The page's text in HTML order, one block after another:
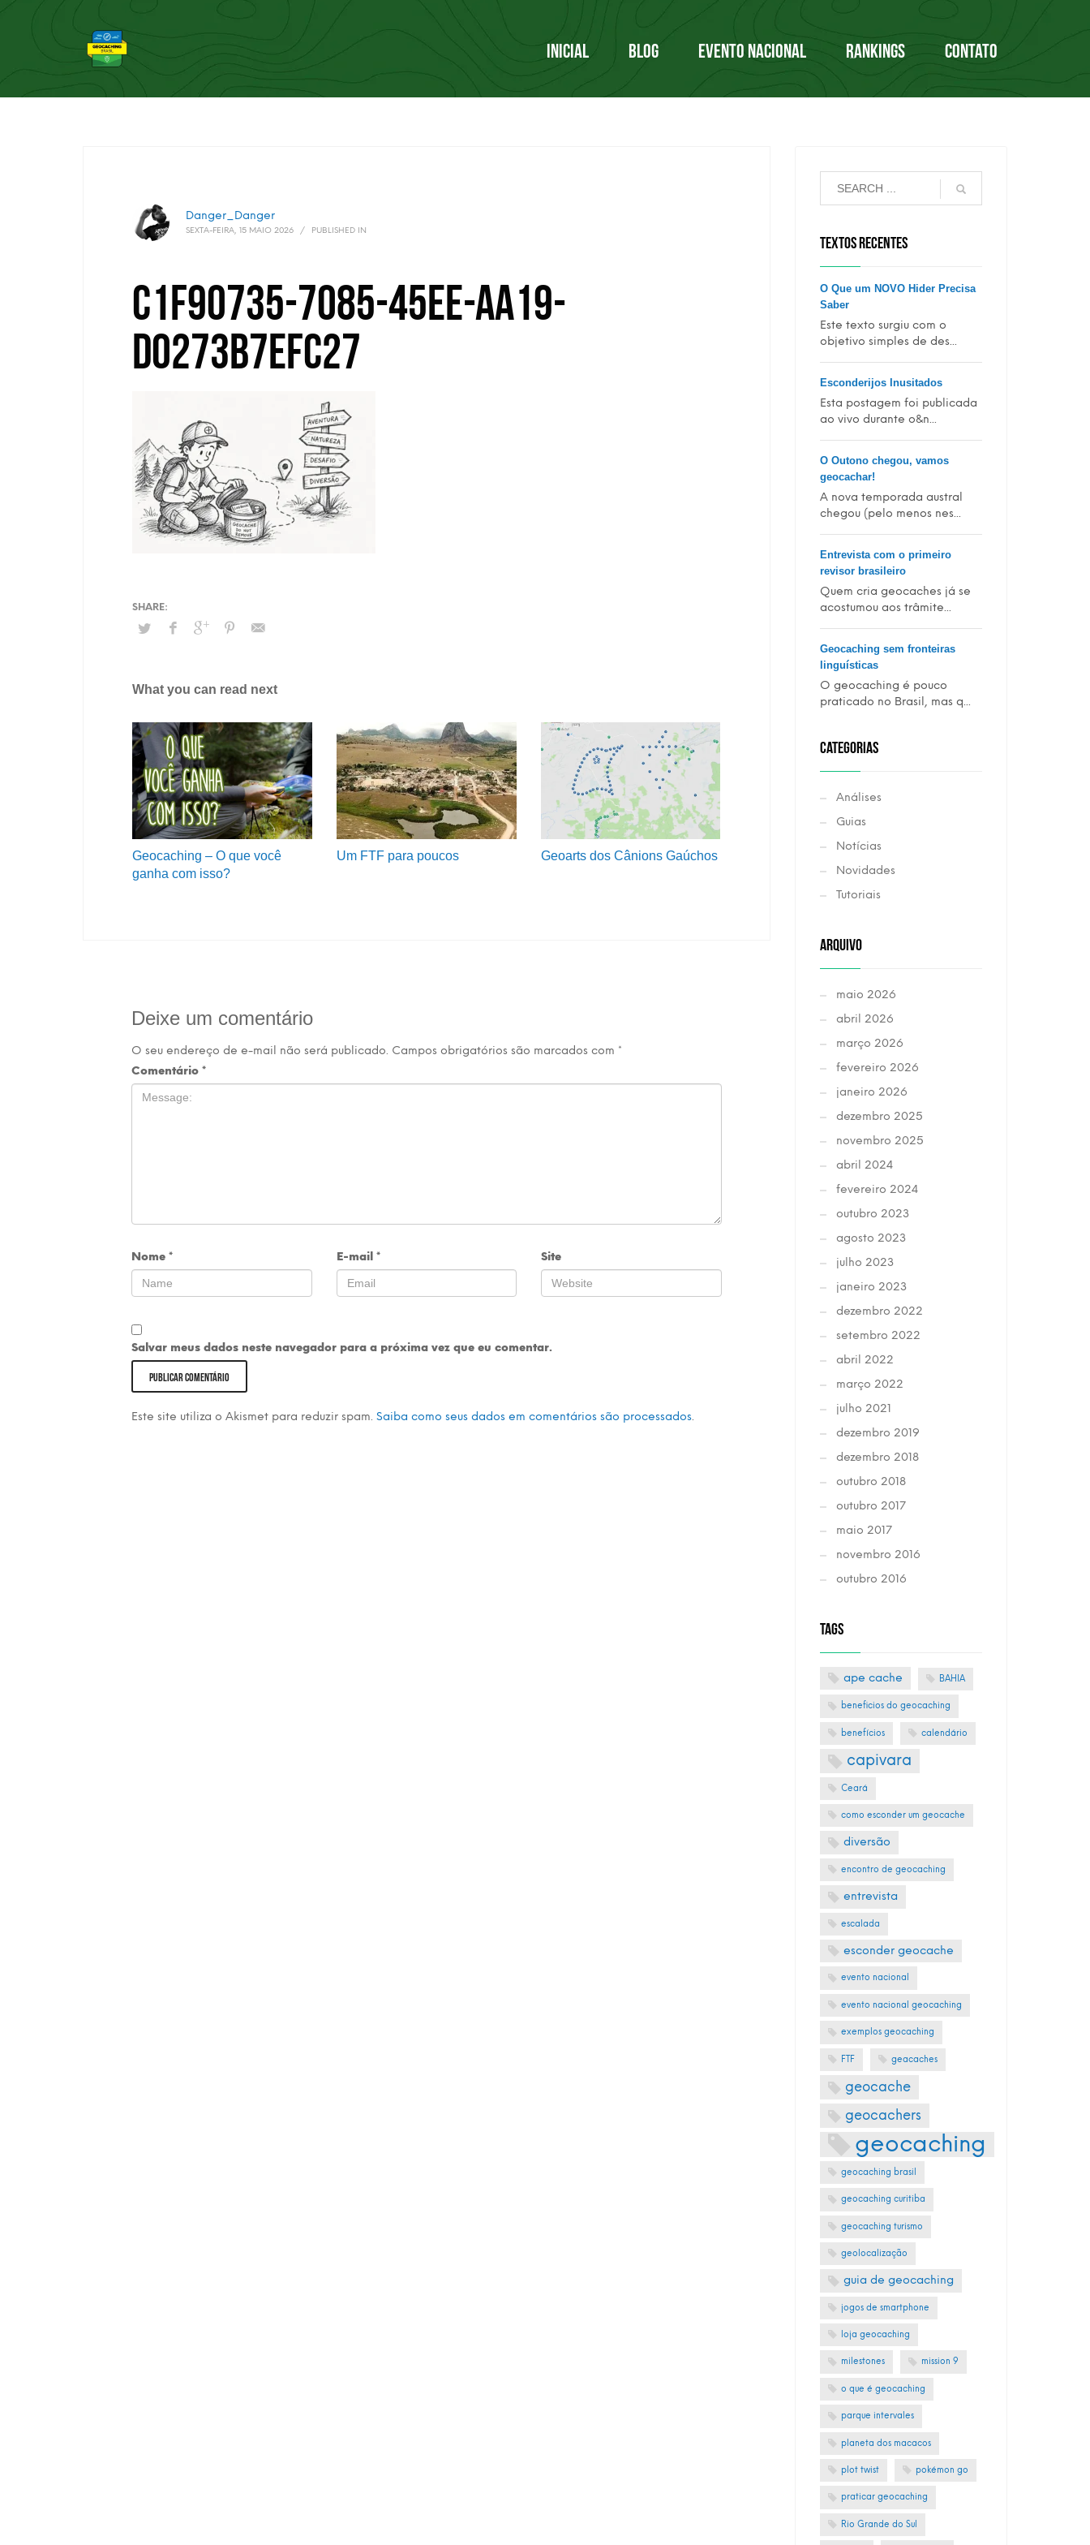
INICIAL BLOG EVENTO NACIONAL RANKINGS CONTATO
Danger_Danger
SEXTA-FEIRA, 15 MAIO 2026 / PUBLISHED IN
c1f90735-7085-45ee-aa19-
d0273b7efc27
What you can read next
Geocaching – O que você
ganha com isso?
Um FTF para poucos Geoarts dos Cânions Gaúchos
Deixe um comentário
O seu endereço de e-mail não será publicado. Campos obrigatórios são marcados com *
Comentário *
Nome * E-mail * Site
Salvar meus dados neste navegador para a próxima vez que eu comentar.
Este site utiliza o Akismet para reduzir spam. Saiba como seus dados em comentários são processados.
TEXTOS RECENTES
O Que um NOVO Hider Precisa
Saber
Este texto surgiu com o
objetivo simples de des...
Esconderijos Inusitados
Esta postagem foi publicada
ao vivo durante o&n...
O Outono chegou, vamos
geocachar!
A nova temporada austral
chegou (pelo menos nes...
Entrevista com o primeiro
revisor brasileiro
Quem cria geocaches já se
acostumou aos trâmite...
Geocaching sem fronteiras
linguísticas
O geocaching é pouco
praticado no Brasil, mas q...
CATEGORIAS
Análises
Guias
Notícias
Novidades
Tutoriais
ARQUIVO
maio 2026
abril 2026
março 2026
fevereiro 2026
janeiro 2026
dezembro 2025
novembro 2025
abril 2024
fevereiro 2024
outubro 2023
agosto 2023
julho 2023
janeiro 2023
dezembro 2022
setembro 2022
abril 2022
março 2022
julho 2021
dezembro 2019
dezembro 2018
outubro 2018
outubro 2017
maio 2017
novembro 2016
outubro 2016
TAGS
ape cache BAHIA
beneficios do geocaching
benefícios calendário
capivara
Ceará
como esconder um geocache
diversão
encontro de geocaching
entrevista
escalada
esconder geocache
evento nacional
evento nacional geocaching
exemplos geocaching
FTF geacaches
geocache
geocachers
geocaching
geocaching brasil
geocaching curitiba
geocaching turismo
geolocalização
guia de geocaching
jogos de smartphone
loja geocaching
milestones mission 9
o que é geocaching
parque intervales
planeta dos macacos
plot twist pokémon go
praticar geocaching
Rio Grande do Sul